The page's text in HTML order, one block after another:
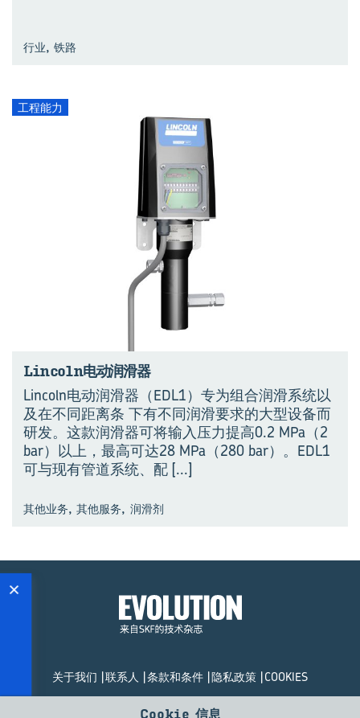
行业, 铁路
工程能力
Lin­coln电动润滑器
Lincoln电动润滑器（EDL1）专为组合润滑系统以
及在不同距离条 下有不同润滑要求的大型设备而
研发。这款润滑器可将输入压力提高0.2 MPa（2
bar）以上，最高可达28 MPa（280 bar）。EDL1
可与现有管道系统、配 [...]
其他业务, 其他服务, 润滑剂
关于我们 联系人 条款和条件 隐私政策 COOKIES
© SKF Evolution 2026
Cookie 信息